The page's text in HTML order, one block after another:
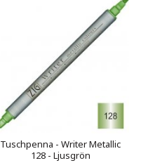
Tuschpenna - Writer Metallic
128 - Ljusgrön